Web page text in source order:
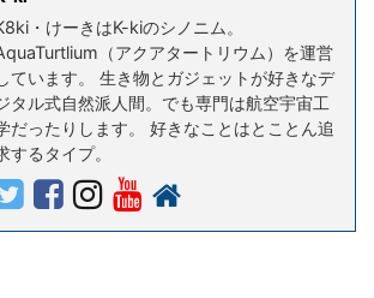
・けーきはK-kiのシノニム。
（アクアタートリウム）を運営
ています。 生き物とガジェットが好きなデ
タル式自然派人間。でも専門は航空宇宙工
だったりします。 好きなことはとことん追
するタイプ。